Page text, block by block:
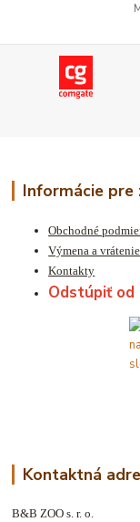
Informácie pre
Obchodné
Výmena a
Kontakty
Odstúpiť
Kontaktná
B&B ZOO s. r. o.